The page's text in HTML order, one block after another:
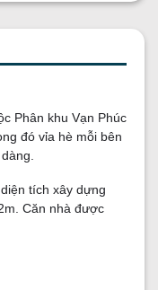
Phân khu Vạn Phúc
đó vỉa hè mỗi bên
tích xây dựng
Căn nhà được